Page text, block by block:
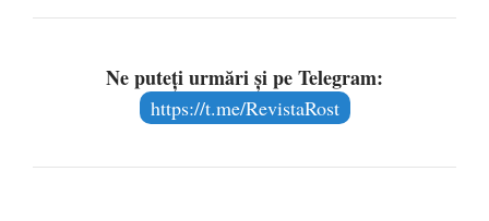
Ne puteți urmări și pe Telegram:
https://t.me/RevistaRost